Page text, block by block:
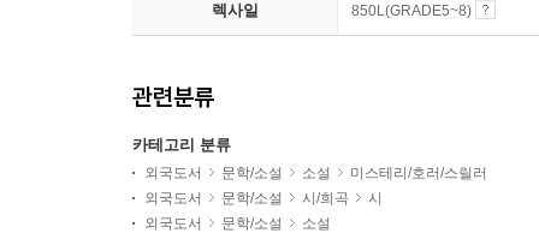
렉사일 850L(GRADE5~8)
관련분류
카테고리 분류
외국도서 문학/소설 소설
미스테리/호러/스릴러
외국도서
문학/소설 시/희곡
시
외국도서
문학/소설
소설